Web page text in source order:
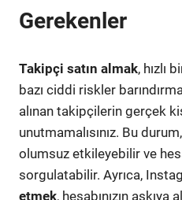
Gerekenler
Takipçi satın almak, hızlı
bazı ciddi riskler
alınan takipçilerin gerçek
unutmamalısınız. Bu
olumsuz etkileyebilir ve
sorgulatabilir. Ayrıca,
etmek, hesabınızın askıya